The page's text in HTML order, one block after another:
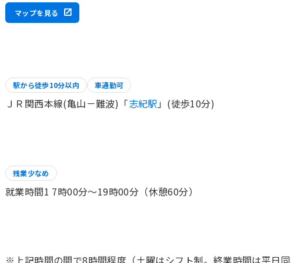
マップを見る
駅から徒歩10分以内 車通勤可
ＪＲ関西本線(亀山－難波)「志紀駅 」(徒歩10分)
残業少なめ
就業時間1 7時00分〜19時00分（休憩60分）
※上記時間の間で8時間程度（土曜はシフト制。終業時間は平日